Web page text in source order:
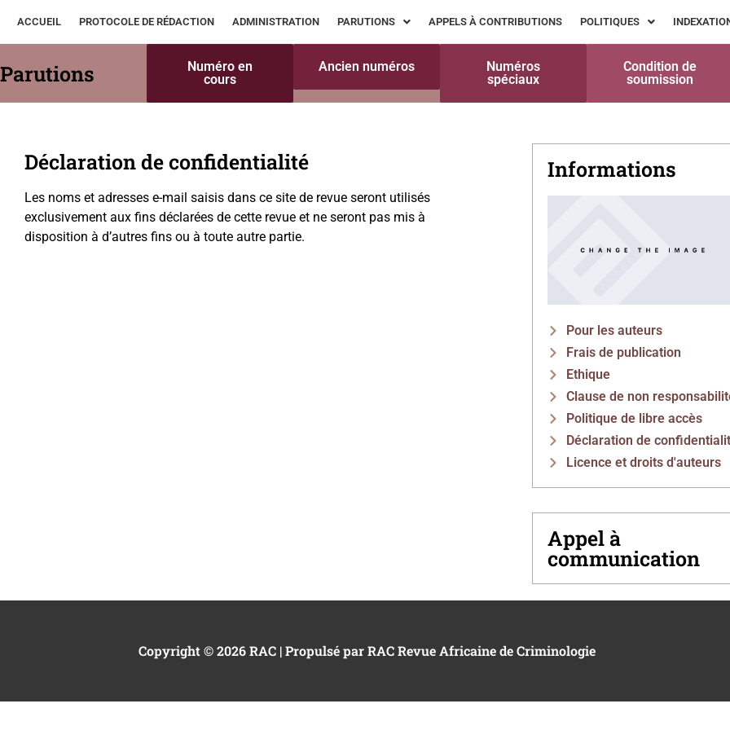
ACCUEIL PROTOCOLE DE RÉDACTION ADMINISTRATION PARUTIONS APPELS À CONTRIBUTIONS POLITIQUES
Parutions
Numéro en
cours
Ancien numéros
Numéros
spéciaux
Condition de
soumission
Déclaration de confidentialité
Les noms et adresses e-mail saisis dans ce site de revue seront utilisés
exclusivement aux fins déclarées de cette revue et ne seront pas mis à
disposition à d’autres fins ou à toute autre partie.
Informations
Pour les auteurs
Frais de publication
Ethique
Clause de non
Politique de libre accès
Déclaration de
Licence et droits d'auteurs
Appel à
communication
Copyright © 2026 RAC | Propulsé par RAC Revue Africaine de Criminologie